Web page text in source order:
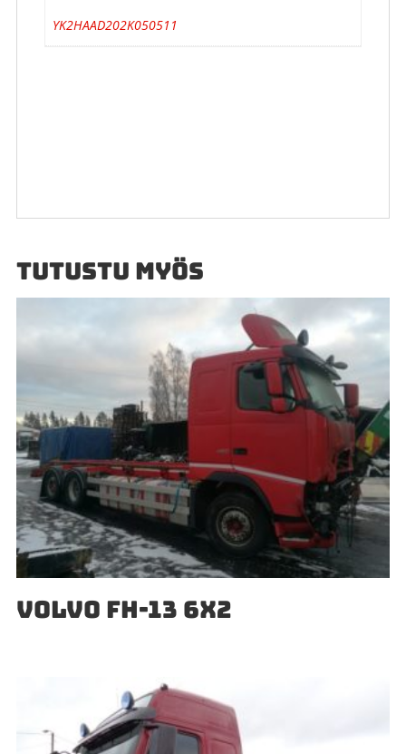
YK2HAAD202K050511
TUTUSTU MYÖS
VOLVO FH-13 6X2